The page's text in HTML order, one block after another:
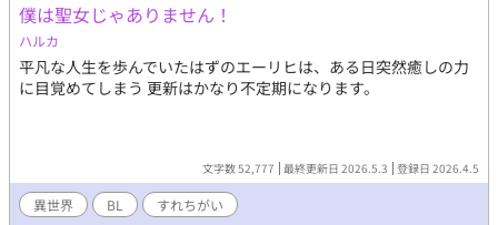
僕は聖女じゃありません！
ハルカ
平凡な人生を歩んでいたはずのエーリヒは、ある日突然癒しの力
に目覚めてしまう 更新はかなり不定期になります。
文字数 52,777 最終更新日 2026.5.3 登録日 2026.4.5
異世界 BL すれちがい